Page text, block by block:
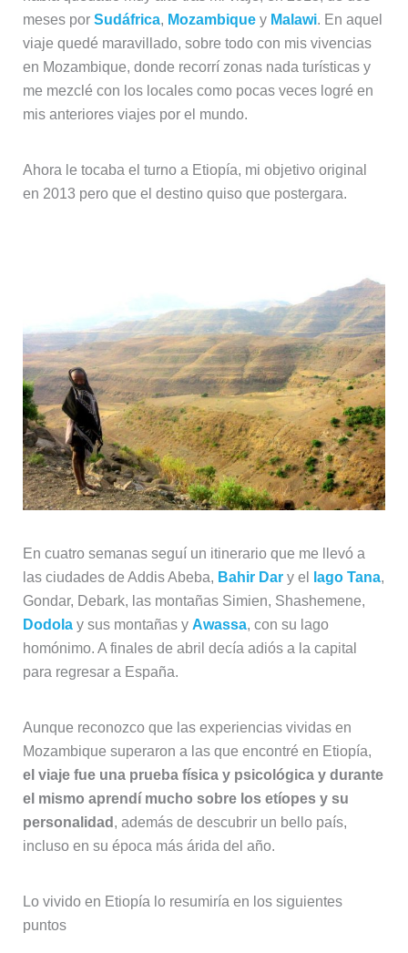
meses por Sudáfrica, Mozambiquey Malawi. En aquel
viaje quedé maravillado, sobre todo con mis vivencias
en Mozambique, donde recorrí zonas nada turísticas y
me mezclé con los locales como pocas veces logré en
mis anteriores viajes por el mundo.
Ahora le tocaba el turno a Etiopía, mi objetivo original
en 2013 pero que el destino quiso que postergara.
En cuatro semanas seguí un itinerario que me llevó a
las ciudades de Addis Abeba, Bahir Dary el lago Tana,
Gondar, Debark, las montañas Simien, Shashemene,
Dodolay sus montañas y Awassa, con su lago
homónimo. A finales de abril decía adiós a la capital
para regresar a España.
Aunque reconozco que las experiencias vividas en
Mozambique superaron a las que encontré en Etiopía,
el viaje fue una prueba física y psicológica y durante
el mismo aprendí mucho sobre los etíopes y su
personalidad , además de descubrir un bello país,
incluso en su época más árida del año.
Lo vivido en Etiopía lo resumiría en los siguientes
puntos